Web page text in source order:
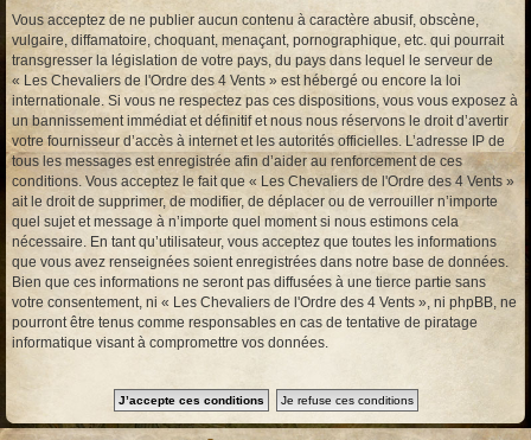
Vous acceptez de ne publier aucun contenu à caractère abusif, obscène,
vulgaire, diffamatoire, choquant, menaçant, pornographique, etc. qui pourrait
transgresser la législation de votre pays, du pays dans lequel le serveur de
« Les Chevaliers de l'Ordre des 4 Vents » est hébergé ou encore la loi
internationale. Si vous ne respectez pas ces dispositions, vous vous exposez à
un bannissement immédiat et définitif et nous nous réservons le droit d’avertir
votre fournisseur d’accès à internet et les autorités officielles. L’adresse IP de
tous les messages est enregistrée afin d’aider au renforcement de ces
conditions. Vous acceptez le fait que « Les Chevaliers de l'Ordre des 4 Vents »
ait le droit de supprimer, de modifier, de déplacer ou de verrouiller n’importe
quel sujet et message à n’importe quel moment si nous estimons cela
nécessaire. En tant qu’utilisateur, vous acceptez que toutes les informations
que vous avez renseignées soient enregistrées dans notre base de données.
Bien que ces informations ne seront pas diffusées à une tierce partie sans
votre consentement, ni « Les Chevaliers de l'Ordre des 4 Vents », ni phpBB, ne
pourront être tenus comme responsables en cas de tentative de piratage
informatique visant à compromettre vos données.